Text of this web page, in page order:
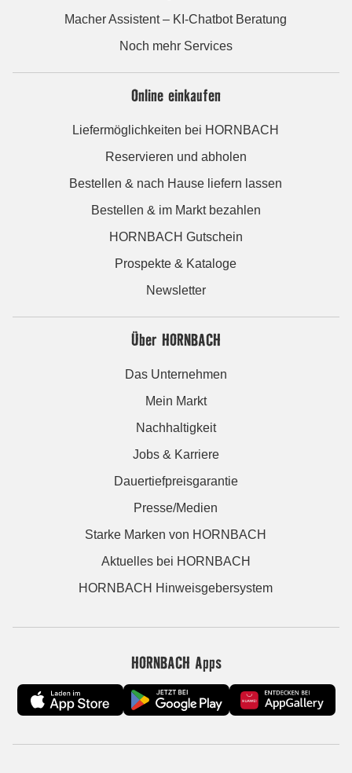
Macher Assistent – KI-Chatbot Beratung
Noch mehr Services
Online einkaufen
Liefermöglichkeiten bei HORNBACH
Reservieren und abholen
Bestellen & nach Hause liefern lassen
Bestellen & im Markt bezahlen
HORNBACH Gutschein
Prospekte & Kataloge
Newsletter
Über HORNBACH
Das Unternehmen
Mein Markt
Nachhaltigkeit
Jobs & Karriere
Dauertiefpreisgarantie
Presse/Medien
Starke Marken von HORNBACH
Aktuelles bei HORNBACH
HORNBACH Hinweisgebersystem
HORNBACH Apps